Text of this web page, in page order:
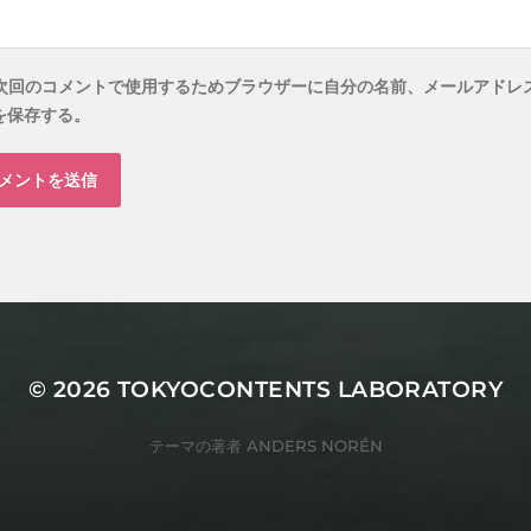
回のコメントで使用するためブラウザーに自分の名前、メールアドレ
存する。
© 2026 TOKYOCONTENTS LABORATORY
テーマの著者 ANDERS NORÉN